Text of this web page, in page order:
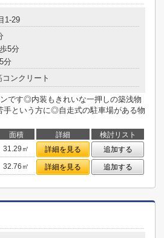
1-29
5分
分
コンクリート
です◎内装もきれいな一押しの築浅物
という方に◎自走式の駐車場がある物
面積 詳細
検討リスト
31.29㎡ 詳細を見る
追加する
32.76㎡ 詳細を見る 追加する